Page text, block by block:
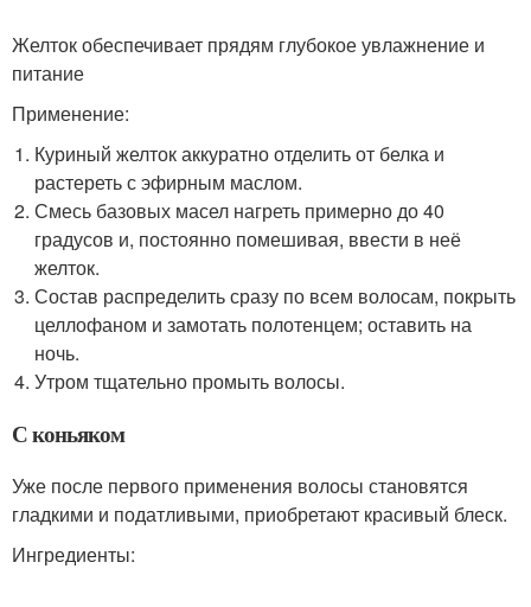
Желток обеспечивает прядям глубокое увлажнение и
питание
Применение:
Куриный желток аккуратно отделить от белка и
растереть с эфирным маслом.
Смесь базовых масел нагреть примерно до 40
градусов и, постоянно помешивая, ввести в неё
желток.
Состав распределить сразу по всем волосам, покрыть
целлофаном и замотать полотенцем; оставить на
ночь.
Утром тщательно промыть волосы.
С коньяком
Уже после первого применения волосы становятся
гладкими и податливыми, приобретают красивый блеск.
Ингредиенты: